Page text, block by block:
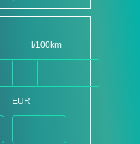
l/100km
EUR